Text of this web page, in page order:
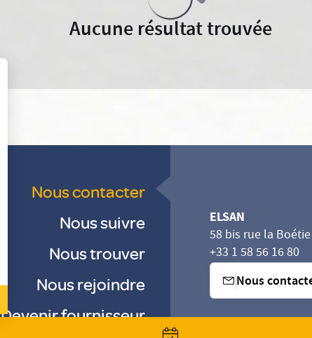
Aucune résultat trouvée
Nous contacter
Nous suivre
Nous trouver
Nous rejoindre
Devenir fournisseur
ELSAN
58 bis rue la
+33 1 58 56 16 80
Nous